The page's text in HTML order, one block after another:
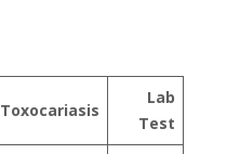
Lab
Test
Toxocariasis